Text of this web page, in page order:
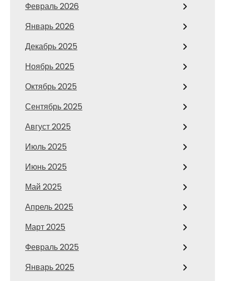
Февраль 2026
Январь 2026
Декабрь 2025
Ноябрь 2025
Октябрь 2025
Сентябрь 2025
Август 2025
Июль 2025
Июнь 2025
Май 2025
Апрель 2025
Март 2025
Февраль 2025
Январь 2025